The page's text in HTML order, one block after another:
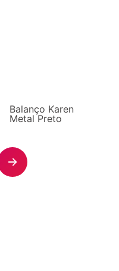
Balanço Karen
Metal Preto